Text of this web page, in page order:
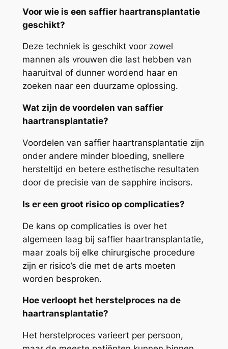
Voor wie is een saffier haartransplantatie
geschikt?
Deze techniek is geschikt voor zowel
mannen als vrouwen die last hebben van
haaruitval of dunner wordend haar en
zoeken naar een duurzame oplossing.
Wat zijn de voordelen van saffier
haartransplantatie?
Voordelen van saffier haartransplantatie zijn
onder andere minder bloeding, snellere
hersteltijd en betere esthetische resultaten
door de precisie van de sapphire incisors.
Is er een groot risico op complicaties?
De kans op complicaties is over het
algemeen laag bij saffier haartransplantatie,
maar zoals bij elke chirurgische procedure
zijn er risico’s die met de arts moeten
worden besproken.
Hoe verloopt het herstelproces na de
haartransplantatie?
Het herstelproces varieert per persoon,